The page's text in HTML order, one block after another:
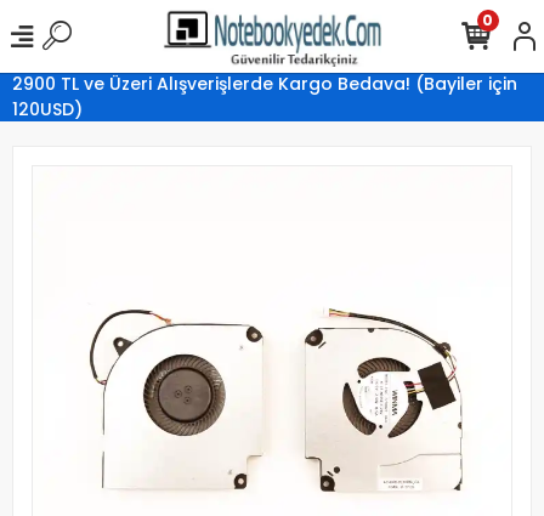
2900 TL ve Üzeri Alışverişlerde Kargo Bedava! (Bayiler için
120USD)
0